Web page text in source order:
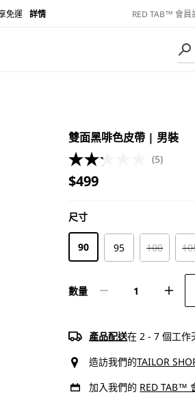
免運 詳情 RED TAB™ 會員
語
雙面黑啡色皮帶 | 男裝
(5)
定
$499
尺寸
尺寸
90 95 100
數量
黑
色
皮
雙
黑
色
皮
產品配送在 2 - 7 個工作
造訪我們的TAILOR
加入我們的 RED TAB™